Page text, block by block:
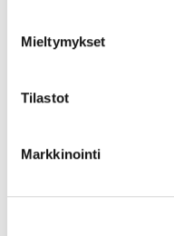
Mieltymykset
Tilastot
Markkinointi
Kuvassa Suomi
Finlandin, Gasgridin